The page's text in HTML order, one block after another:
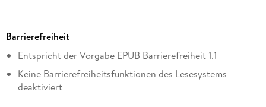
Autor/Autorin
Ferdia Lennon
Übersetzung
Thomas Überhoff
Barrierefreiheit
Entspricht der Vorgabe EPUB Barrierefreiheit 1.1
Keine Barrierefreiheitsfunktionen des Lesesystems
deaktiviert